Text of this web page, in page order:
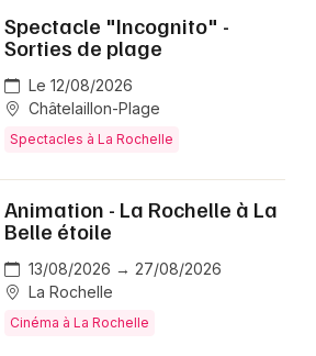
Spectacle "Incognito" -
Sorties de plage
Le 12/08/2026
Châtelaillon-Plage
Spectacles à La Rochelle
Animation - La Rochelle à La
Belle étoile
13/08/2026 → 27/08/2026
La Rochelle
Cinéma à La Rochelle